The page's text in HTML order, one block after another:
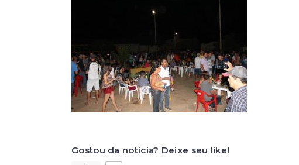
Gostou da notícia? Deixe seu like!